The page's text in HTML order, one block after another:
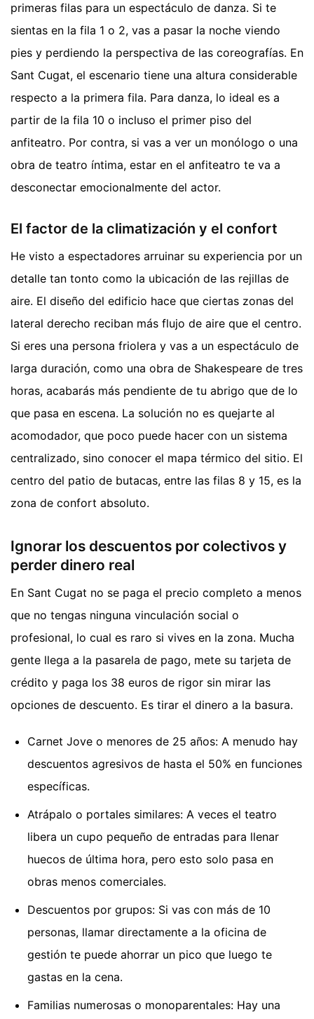
primeras filas para un espectáculo de danza. Si te
sientas en la fila 1 o 2, vas a pasar la noche viendo
pies y perdiendo la perspectiva de las coreografías. En
Sant Cugat, el escenario tiene una altura considerable
respecto a la primera fila. Para danza, lo ideal es a
partir de la fila 10 o incluso el primer piso del
anfiteatro. Por contra, si vas a ver un monólogo o una
obra de teatro íntima, estar en el anfiteatro te va a
desconectar emocionalmente del actor.
El factor de la climatización y el confort
He visto a espectadores arruinar su experiencia por un
detalle tan tonto como la ubicación de las rejillas de
aire. El diseño del edificio hace que ciertas zonas del
lateral derecho reciban más flujo de aire que el centro.
Si eres una persona friolera y vas a un espectáculo de
larga duración, como una obra de Shakespeare de tres
horas, acabarás más pendiente de tu abrigo que de lo
que pasa en escena. La solución no es quejarte al
acomodador, que poco puede hacer con un sistema
centralizado, sino conocer el mapa térmico del sitio. El
centro del patio de butacas, entre las filas 8 y 15, es la
zona de confort absoluto.
Ignorar los descuentos por colectivos y
perder dinero real
En Sant Cugat no se paga el precio completo a menos
que no tengas ninguna vinculación social o
profesional, lo cual es raro si vives en la zona. Mucha
gente llega a la pasarela de pago, mete su tarjeta de
crédito y paga los 38 euros de rigor sin mirar las
opciones de descuento. Es tirar el dinero a la basura.
Carnet Jove o menores de 25 años: A menudo hay
descuentos agresivos de hasta el 50% en funciones
específicas.
Atrápalo o portales similares: A veces el teatro
libera un cupo pequeño de entradas para llenar
huecos de última hora, pero esto solo pasa en
obras menos comerciales.
Descuentos por grupos: Si vas con más de 10
personas, llamar directamente a la oficina de
gestión te puede ahorrar un pico que luego te
gastas en la cena.
Familias numerosas o monoparentales: Hay una